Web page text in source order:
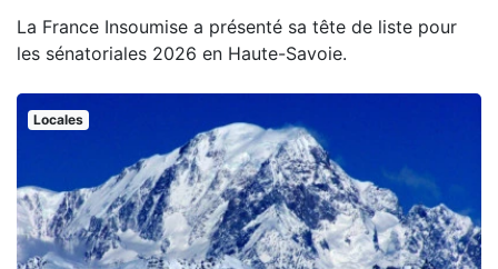
La France Insoumise a présenté sa tête de liste pour
les sénatoriales 2026 en Haute-Savoie.
Locales